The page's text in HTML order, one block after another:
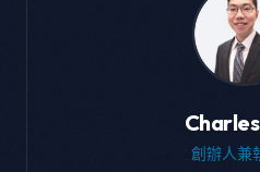
創辦人兼